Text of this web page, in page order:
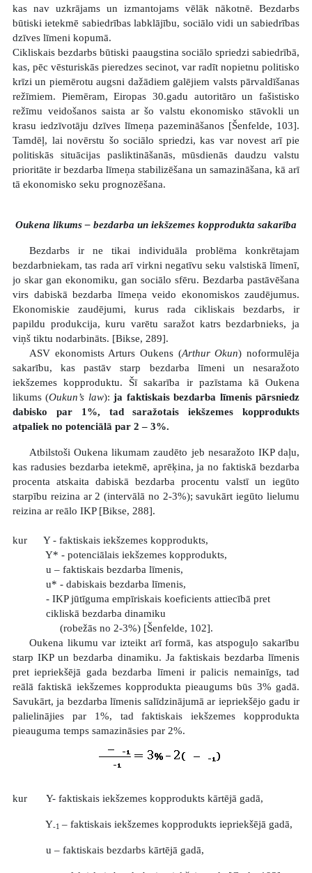
kas nav uzkrājams un izmantojams vēlāk nākotnē. Bezdarbs
būtiski ietekmē sabiedrības labklājību, sociālo vidi un sabiedrības
dzīves līmeni kopumā.
Cikliskais bezdarbs būtiski paaugstina sociālo spriedzi sabiedrībā,
kas, pēc vēsturiskās pieredzes secinot, var radīt nopietnu politisko
krīzi un piemērotu augsni dažādiem galējiem valsts pārvaldīšanas
režīmiem. Piemēram, Eiropas 30.gadu autoritāro un fašistisko
režīmu veidošanos saista ar šo valstu ekonomisko stāvokli un
krasu iedzīvotāju dzīves līmeņa pazemināšanos [Šenfelde, 103].
Tamdēļ, lai novērstu šo sociālo spriedzi, kas var novest arī pie
politiskās situācijas pasliktināšanās, mūsdienās daudzu valstu
prioritāte ir bezdarba līmeņa stabilizēšana un samazināšana, kā arī
tā ekonomisko seku prognozēšana.
Oukena likums – bezdarba un iekšzemes kopprodukta sakarība
Bezdarbs ir ne tikai individuāla problēma konkrētajam
bezdarbniekam, tas rada arī virkni negatīvu seku valstiskā līmenī,
jo skar gan ekonomiku, gan sociālo sfēru. Bezdarba pastāvēšana
virs dabiskā bezdarba līmeņa veido ekonomiskos zaudējumus.
Ekonomiskie zaudējumi, kurus rada cikliskais bezdarbs, ir
papildu produkcija, kuru varētu saražot katrs bezdarbnieks, ja
viņš tiktu nodarbināts. [Bikse, 289].
ASV ekonomists Arturs Oukens (Arthur Okun) noformulēja
sakarību, kas pastāv starp bezdarba līmeni un nesaražoto
iekšzemes kopproduktu. Šī sakarība ir pazīstama kā Oukena
likums (Oukun’s law):ja faktiskais bezdarba līmenis pārsniedz
dabisko par 1%, tad saražotais iekšzemes kopprodukts
atpaliek no potenciālā par 2 – 3%.
Atbilstoši Oukena likumam zaudēto jeb nesaražoto IKP daļu,
kas radusies bezdarba ietekmē, aprēķina, ja no faktiskā bezdarba
procenta atskaita dabiskā bezdarba procentu valstī un iegūto
starpību reizina ar 2 (intervālā no 2-3%); savukārt iegūto lielumu
reizina ar reālo IKP [Bikse, 288].
kur
Y - faktiskais iekšzemes kopprodukts,
Y* - potenciālais iekšzemes kopprodukts,
u – faktiskais bezdarba līmenis,
u* - dabiskais bezdarba līmenis,
- IKP jūtīguma empīriskais koeficients attiecībā pret
cikliskā bezdarba dinamiku
(robežās no 2-3%) [Šenfelde, 102].
Oukena likumu var izteikt arī formā, kas atspoguļo sakarību
starp IKP un bezdarba dinamiku. Ja faktiskais bezdarba līmenis
pret iepriekšējā gada bezdarba līmeni ir palicis nemainīgs, tad
reālā faktiskā iekšzemes kopprodukta pieaugums būs 3% gadā.
Savukārt, ja bezdarba līmenis salīdzinājumā ar iepriekšējo gadu ir
palielinājies par 1%, tad faktiskais iekšzemes kopprodukta
pieauguma temps samazināsies par 2%.
kur Y- faktiskais iekšzemes kopprodukts kārtējā gadā,
Y-1 – faktiskais iekšzemes kopprodukts iepriekšējā gadā,
u – faktiskais bezdarbs kārtējā gadā,